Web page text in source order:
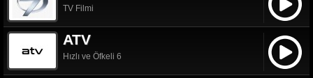
TV Filmi
ATV
Hızlı ve Öfkeli 6